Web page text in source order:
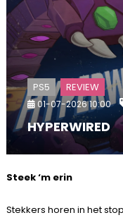
PS5 REVIEW
01-07-2026 10:00
HYPERWIRED
Steek ‘m erin
Stekkers horen in het